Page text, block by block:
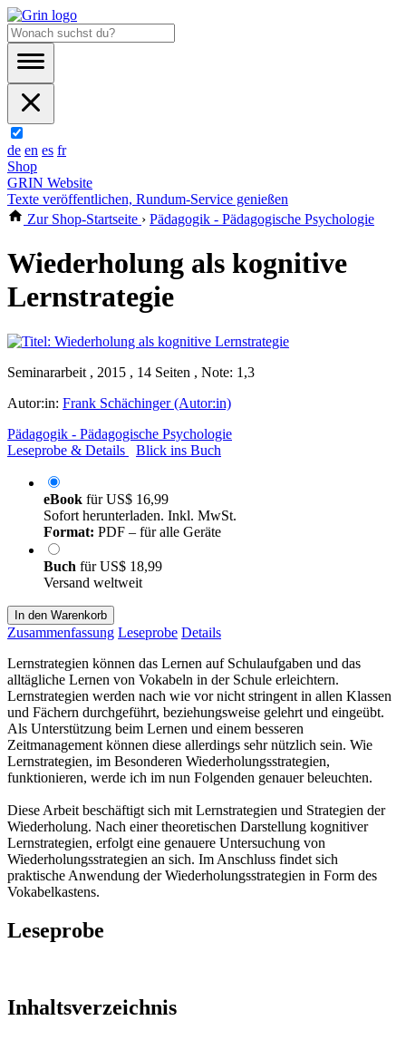
de en es fr
Shop
GRIN Website
Texte veröffentlichen, Rundum-Service genießen
Zur Shop-Startseite › Pädagogik - Pädagogische Psychologie
Wiederholung als kognitive
Lernstrategie
Seminararbeit , 2015 , 14 Seiten , Note: 1,3
Autor:in: Frank Schächinger (Autor:in)
Pädagogik - Pädagogische Psychologie
Leseprobe & Details
Blick ins Buch
eBook fürUS$ 16,99
Sofort herunterladen. Inkl. MwSt.
Format: PDF – für alle Geräte
Buch fürUS$ 18,99
Versand weltweit
In den Warenkorb
Zusammenfassung Leseprobe Details
Lernstrategien können das Lernen auf Schulaufgaben und das
alltägliche Lernen von Vokabeln in der Schule erleichtern.
Lernstrategien werden nach wie vor nicht stringent in allen Klassen
und Fächern durchgeführt, beziehungsweise gelehrt und eingeübt.
Als Unterstützung beim Lernen und einem besseren
Zeitmanagement können diese allerdings sehr nützlich sein. Wie
Lernstrategien, im Besonderen Wiederholungsstrategien,
funktionieren, werde ich im nun Folgenden genauer beleuchten.
Diese Arbeit beschäftigt sich mit Lernstrategien und Strategien der
Wiederholung. Nach einer theoretischen Darstellung kognitiver
Lernstrategien, erfolgt eine genauere Untersuchung von
Wiederholungsstrategien an sich. Im Anschluss findet sich
praktische Anwendung der Wiederholungsstrategien in Form des
Vokabelkastens.
Leseprobe
Inhaltsverzeichnis